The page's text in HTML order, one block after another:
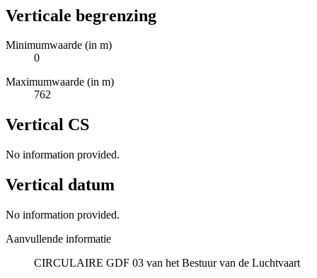
Verticale begrenzing
Minimumwaarde (in m)
0
Maximumwaarde (in m)
762
Vertical CS
No information provided.
Vertical datum
No information provided.
Aanvullende informatie
CIRCULAIRE GDF 03 van het Bestuur van de Luchtvaart